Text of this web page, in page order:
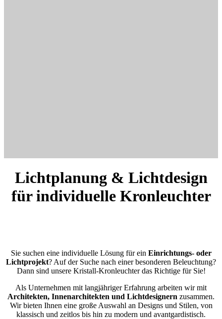
Lichtplanung & Lichtdesign
für individuelle Kronleuchter
Sie suchen eine individuelle Lösung für ein Einrichtungs- oder
Lichtprojekt? Auf der Suche nach einer besonderen Beleuchtung?
Dann sind unsere Kristall-Kronleuchter das Richtige für Sie!
Als Unternehmen mit langjähriger Erfahrung arbeiten wir mit
Architekten, Innenarchitekten und Lichtdesignern zusammen.
Wir bieten Ihnen eine große Auswahl an Designs und Stilen, von
klassisch und zeitlos bis hin zu modern und avantgardistisch.